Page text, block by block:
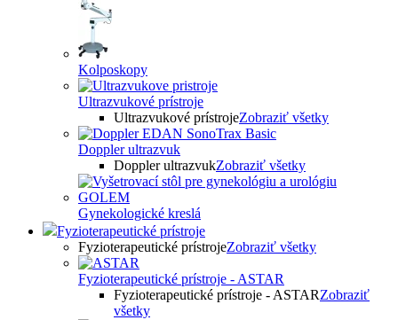
Kolposkopy
Ultrazvukové prístroje
Ultrazvukové prístrojeZobraziť všetky
Doppler ultrazvuk
Doppler ultrazvukZobraziť všetky
Gynekologické kreslá
Fyzioterapeutické prístroje
Fyzioterapeutické prístrojeZobraziť všetky
Fyzioterapeutické prístroje - ASTAR
Fyzioterapeutické prístroje - ASTARZobraziť
všetky